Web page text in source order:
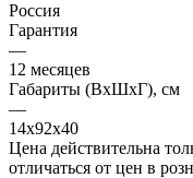
Россия
Гарантия
—
12 месяцев
Габариты (ВхШхГ), см
—
14х92х40
Цена действительна
отличаться от цен в